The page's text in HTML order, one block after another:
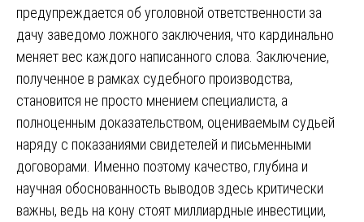
предупреждается об уголовной ответственности за
дачу заведомо ложного заключения, что кардинально
меняет вес каждого написанного слова. Заключение,
полученное в рамках судебного производства,
становится не просто мнением специалиста, а
полноценным доказательством, оцениваемым судьей
наряду с показаниями свидетелей и письменными
договорами. Именно поэтому качество, глубина и
научная обоснованность выводов здесь критически
важны, ведь на кону стоят миллиардные инвестиции,